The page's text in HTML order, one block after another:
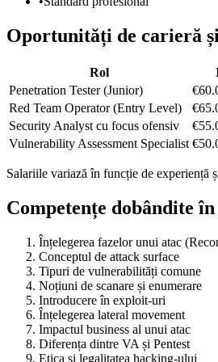
Oportunități de carieră
Rol
Penetration Tester (Junior)
Red Team Operator (Entry Level)
Security Analyst cu focus ofensiv
Vulnerability Assessment Specialist
Salariile variază în funcție de
Competențe dobândite
Înțelegerea fazelor unui atac
Conceptul de attack surface
Tipuri de vulnerabilități comune
Noțiuni de scanare și enumerare
Introducere în exploit-uri
Înțelegerea lateral movement
Impactul business al unui atac
Diferența dintre VA și Pentest
Etica și legalitatea hacking-ului